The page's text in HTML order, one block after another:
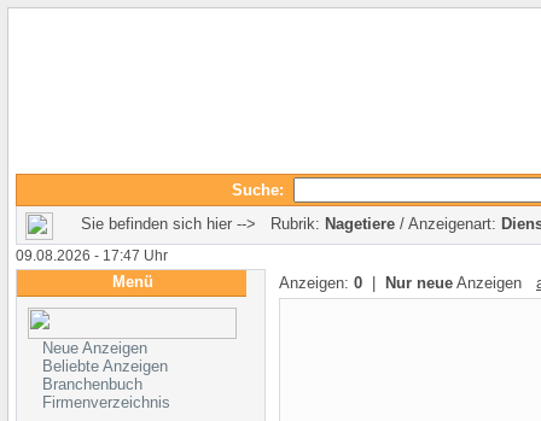
Suche:
Sie befinden sich hier --> Rubrik: Nagetiere / Anzeigenart:
09.08.2026 - 17:47 Uhr
Menü
Neue Anzeigen
Beliebte Anzeigen
Branchenbuch
Firmenverzeichnis
Anzeigen: 0 Nur neue Anzeigen